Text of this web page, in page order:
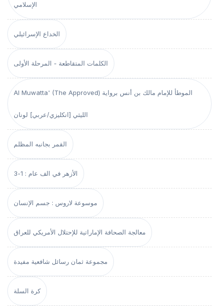
الإسلامي
الخداع الإسرائيلي
الكلمات المتقاطعة - المرحلة الأولى
Al Muwatta' (The Approved) الموطأ للإمام مالك بن أنس برواية
الليثي [انكليزي/عربي] لونان
القمر بجانبه المظلم
الأزهر في الف عام : 1-3
موسوعة لاروس : جسم الإنسان
معالجة الصحافة الإماراتية للإحتلال الأمريكي للعراق
مجموعة ثمان رسائل شافعية مفيدة
كرة السلة